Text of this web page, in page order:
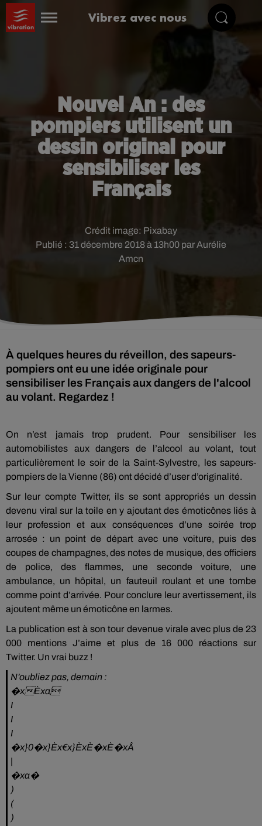
Vibrez avec nous
Nouvel An : des
pompiers utilisent un
dessin original pour
sensibiliser les
Français
Publié : 31 décembre 2018 à 13h00 par Aurélie
Amcn
Crédit image: Pixabay
À quelques heures du réveillon, des sapeurs-
pompiers ont eu une idée originale pour
sensibiliser les Français aux dangers de l'alcool
au volant. Regardez !
On n’est jamais trop prudent. Pour sensibiliser les
automobilistes aux dangers de l’alcool au volant, tout
particulièrement le soir de la Saint-Sylvestre, les sapeurs-
pompiers de la Vienne (86) ont décidé d’user d’originalité.
Sur leur compte Twitter, ils se sont appropriés un dessin
devenu viral sur la toile en y ajoutant des émoticônes liés à
leur profession et aux conséquences d’une soirée trop
arrosée :
un point de départ avec une voiture, puis des
coupes de champagnes, des notes de musique, des officiers
de police, des flammes, une seconde voiture, une
ambulance, un hôpital, un fauteuil roulant et une tombe
comme point d’arrivée. Pour conclure leur avertissement, ils
ajoutent même un émoticône en larmes.
La publication est à son tour devenue virale avec plus de 23
000 mentions
J’aime et plus de 16 000 réactions sur
Twitter. Un vrai buzz !
N’oubliez pas, demain :
�xÈxa
I
I
I
�x}0�x}Èx€x}ÈxÈ�xÈ�xÂ
|
�xa�
)
(
)